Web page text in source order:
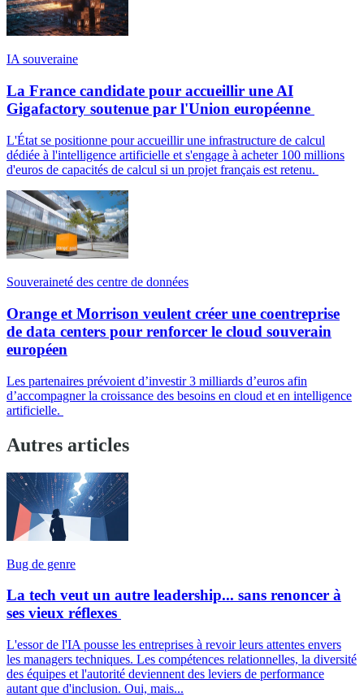
IA souveraine
La France candidate pour accueillir une AI
Gigafactory soutenue par l'Union européenne
L'État se positionne pour accueillir une infrastructure de calcul
dédiée à l'intelligence artificielle et s'engage à acheter 100 millions
d'euros de capacités de calcul si un projet français est retenu.
Souveraineté des centre de données
Orange et Morrison veulent créer une coentreprise
de data centers pour renforcer le cloud souverain
européen
Les partenaires prévoient d’investir 3 milliards d’euros afin
d’accompagner la croissance des besoins en cloud et en intelligence
artificielle.
Autres articles
Bug de genre
La tech veut un autre leadership... sans renoncer à
ses vieux réflexes
L'essor de l'IA pousse les entreprises à revoir leurs attentes envers
les managers techniques. Les compétences relationnelles, la diversité
des équipes et l'autorité deviennent des leviers de performance
autant que d'inclusion. Oui, mais...